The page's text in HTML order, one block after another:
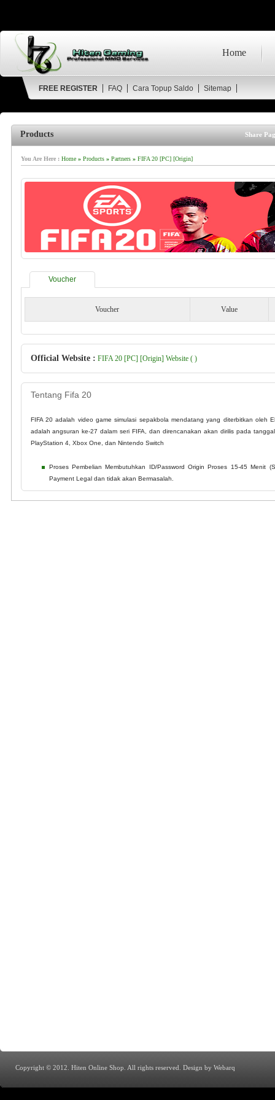
Home
FREE REGISTER FAQ Cara Topup Saldo Sitemap
Products Share
You Are Here : Home» Products» Partners» FIFA 20 [PC] [Origin]
Voucher
Voucher Value
Official Website : FIFA 20 [PC] [Origin] Website ( )
Tentang Fifa 20
FIFA 20 adalah video game simulasi sepakbola mendatang yang diterbitkan oleh
adalah angsuran ke-27 dalam seri FIFA, dan direncanakan akan dirilis pada
PlayStation 4, Xbox One, dan Nintendo Switch
Proses Pembelian Membutuhkan ID/Password Origin Proses 15-45 Menit
Payment Legal dan tidak akan Bermasalah.
Copyright © 2012. Hiten Online Shop. All rights reserved.Design by Webarq